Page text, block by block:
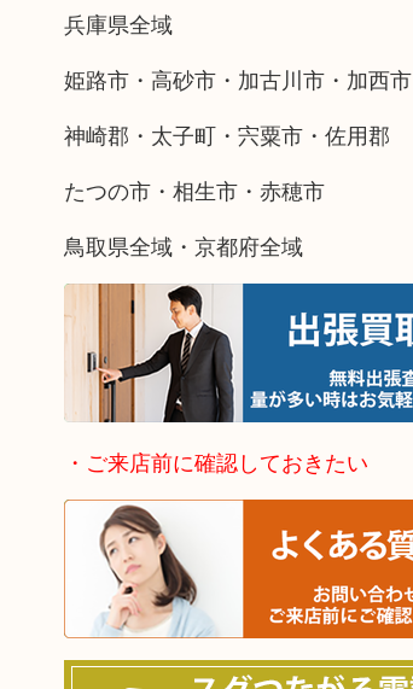
兵庫県全域
姫路市・高砂市・加古川市・加西市
神崎郡・太子町・宍粟市・佐用郡
たつの市・相生市・赤穂市
鳥取県全域・京都府全域
・ご来店前に確認しておきたい